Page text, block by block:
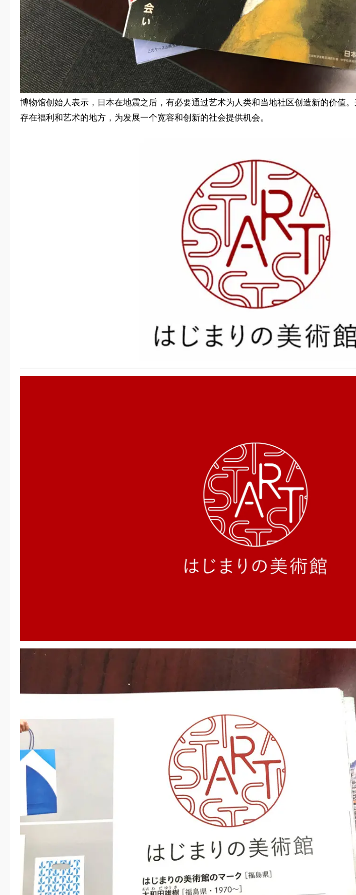
博物馆创始人表示，日本在地震之后，有必要通过艺术为人类和当地社区创造新的价值
存在福利和艺术的地方，为发展一个宽容和创新的社会提供机会。